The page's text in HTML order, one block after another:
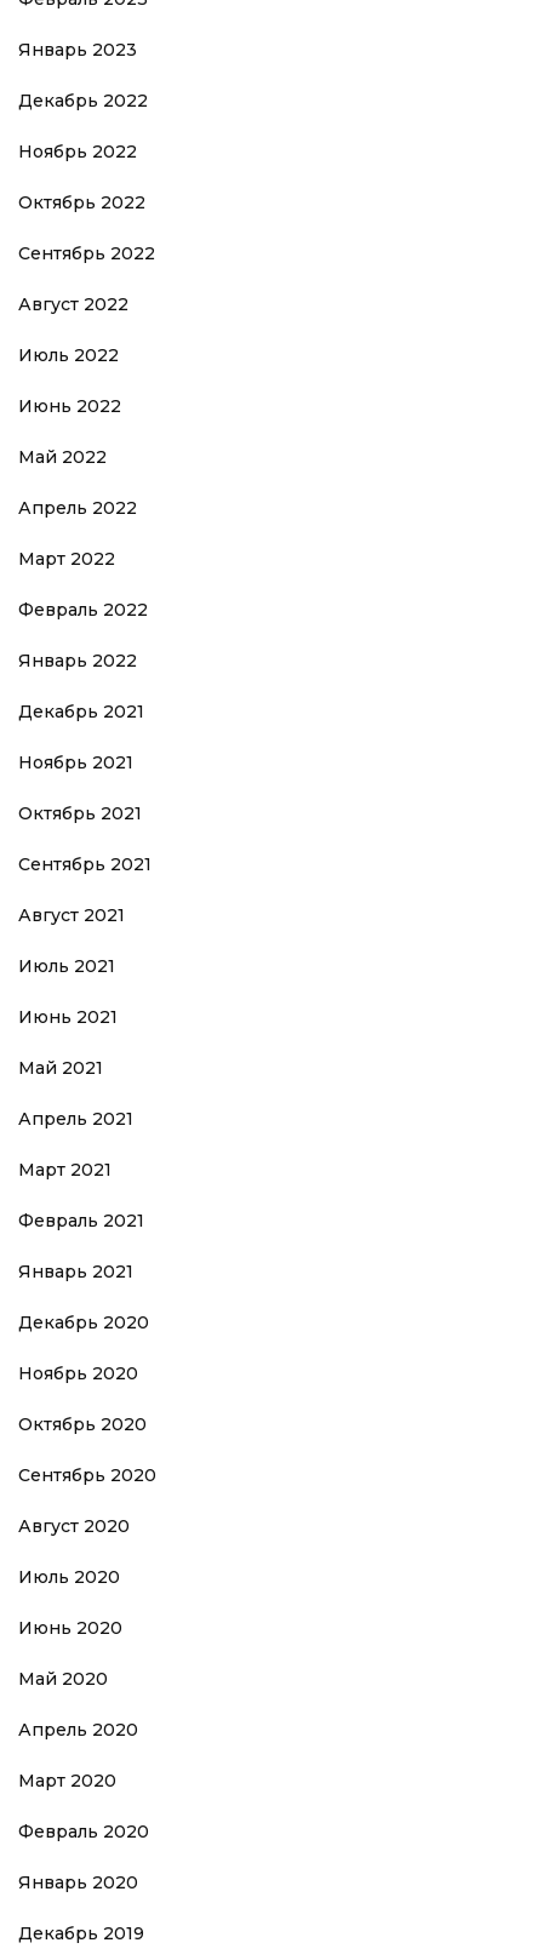
Январь 2023
Декабрь 2022
Ноябрь 2022
Октябрь 2022
Сентябрь 2022
Август 2022
Июль 2022
Июнь 2022
Май 2022
Апрель 2022
Март 2022
Февраль 2022
Январь 2022
Декабрь 2021
Ноябрь 2021
Октябрь 2021
Сентябрь 2021
Август 2021
Июль 2021
Июнь 2021
Май 2021
Апрель 2021
Март 2021
Февраль 2021
Январь 2021
Декабрь 2020
Ноябрь 2020
Октябрь 2020
Сентябрь 2020
Август 2020
Июль 2020
Июнь 2020
Май 2020
Апрель 2020
Март 2020
Февраль 2020
Январь 2020
Декабрь 2019